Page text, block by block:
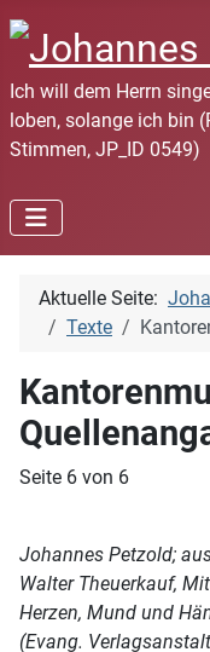
Ich will dem Herrn
loben, solange ich bin
Stimmen, JP_ID 0549)
Aktuelle Seite:
Texte
Seite 6 von 6
Johannes Petzold;
Walter Theuerkauf, Mit
Herzen, Mund und
(Evang. Verlagsanstalt